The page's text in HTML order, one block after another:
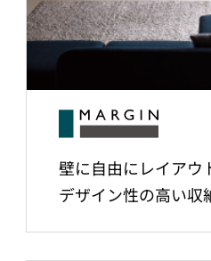
壁に自由にレイアウ
デザイン性の高い収